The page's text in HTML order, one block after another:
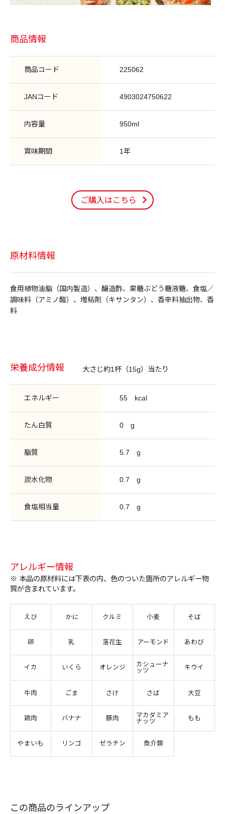
商品情報
商品コード 225062
JANコード 4903024750622
内容量 950ml
賞味期間 1年
ご購入はこちら
原材料情報
食用植物油脂（国内製造）、醸造酢、果糖ぶどう糖液糖、食塩／
調味料（アミノ酸）、増粘剤（キサンタン）、香辛料抽出物、香
料
栄養成分情報 大さじ約1杯（15g）当たり
エネルギー 55 kcal
たん白質 0 g
脂質 5.7 g
炭水化物 0.7 g
食塩相当量 0.7 g
アレルギー情報
※ 本品の原材料には下表の内、色のついた箇所のアレルギー物
質が含まれています。
えび かに クルミ 小麦 そば
卵 乳 落花生 アーモンド あわび
イカ いくら オレンジ
カシューナ
ッツ
キウイ
牛肉 ごま さけ さば 大豆
鶏肉 バナナ 豚肉
マカダミア
ナッツ
もも
やまいも リンゴ ゼラチン 魚介類
この商品のラインアップ